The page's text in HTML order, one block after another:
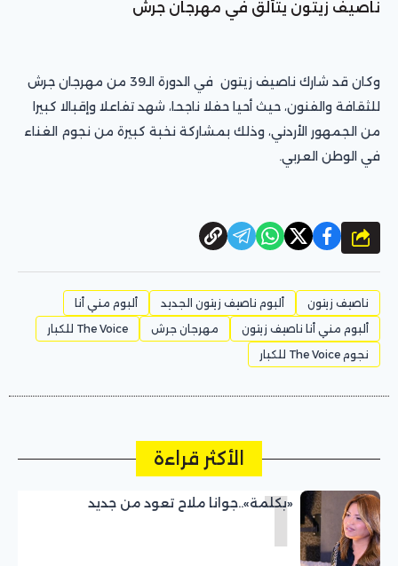
ناصيف زيتون يتألق في مهرجان جرش
وكان قد شارك ناصيف زيتون في الدورة الـ39 من مهرجان جرش
للثقافة والفنون، حيث أحيا حفلا ناجحا، شهد تفاعلا وإقبالا كبيرا
من الجمهور الأردني، وذلك بمشاركة نخبة كبيرة من نجوم الغناء
في الوطن العربي.
شارك
ناصيف زيتون ألبوم ناصيف زيتون الجديد
ألبوم مني أنا
ألبوم مني أنا ناصيف زيتون
مهرجان جرش
The Voice للكبار
نجوم The Voice للكبار
الأكثر قراءة
1
«بكلمة»..جوانا ملاح تعود من جديد